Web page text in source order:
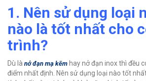
1. Nên sử dụng loại
nào là tốt nhất cho
trình?
Dù là nở đạn mạ kẽm hay nở đạn inox thì đều
điểm nhất định. Nên sử dụng loại nào tốt